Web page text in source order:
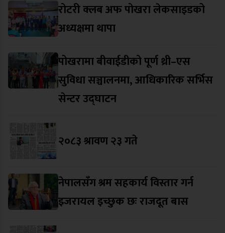
रोटरी क्लब अफ पोखरा लेकसाइडको
अध्यक्षमा थापा
पोखरामा बीवाईडीको पूर्ण थ्री–एस
सुविधा सञ्चालनमा, आधिकारिक सर्भिस
सेन्टर उद्घाटन
२०८३ श्रावण २३ गते
नेपालसँग श्रम सहकार्य विस्तार गर्न
इजरायल इच्छुक छः राजदूत बास